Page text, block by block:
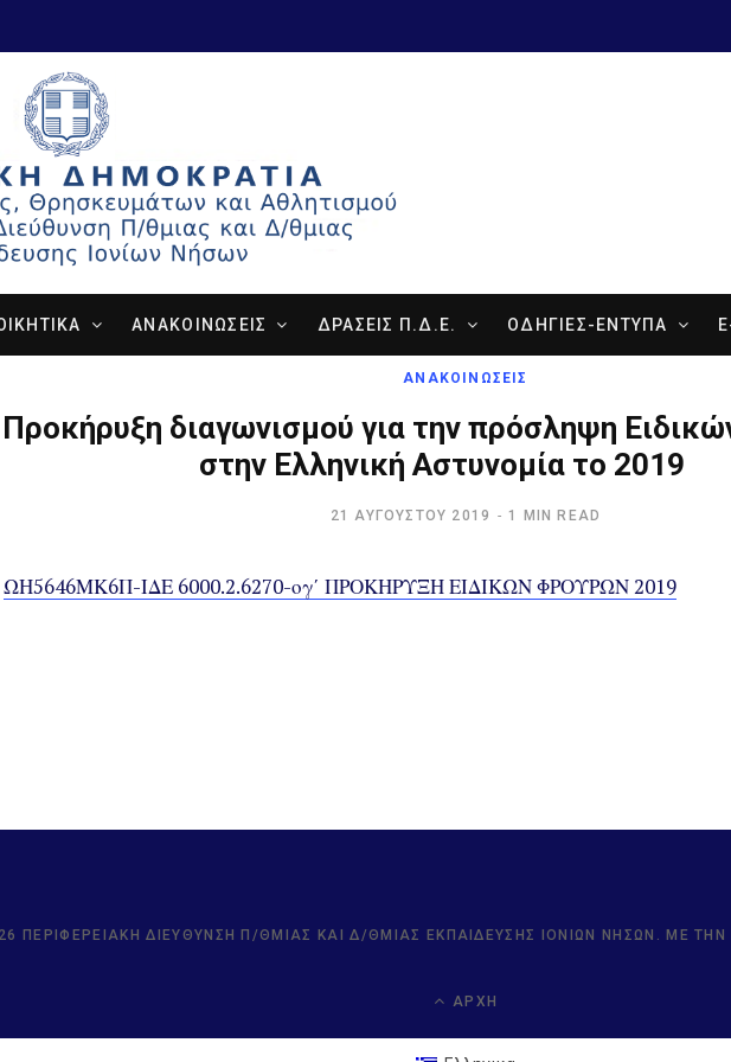
ΑΝΑΚΟΙΝΩΣΕΙΣ ΔΡΑΣΕΙΣ Π.Δ.Ε. ΟΔΗΓΙΕΣ-ΕΝΤΥΠΑ
ΑΝΑΚΟΙΝΩΣΕΙΣ
Προκήρυξη διαγωνισμού για την πρόσληψη
στην Ελληνική Αστυνομία το 2019
21 ΑΥΓΟΎΣΤΟΥ 2019 1 MIN READ
ΩΗ5646ΜΚ6Π-ΙΔΕ 6000.2.6270-ογ΄ ΠΡΟΚΗΡΥΞΗ ΕΙΔΙΚΩΝ ΦΡΟΥΡΩΝ 2019
ΠΕΡΙΦΕΡΕΙΑΚΉ ΔΙΕΎΘΥΝΣΗ Π/ΘΜΙΑΣ ΚΑΙ Δ/ΘΜΙΑΣ ΕΚΠΑΊΔΕΥΣΗΣ ΙΟΝΊΩΝ ΝΉΣΩΝ. ΜΕ
ΑΡΧΉ